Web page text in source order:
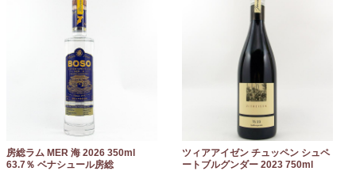
房総ラム MER 海 2026 350ml
63.7％ ベナシュール房総
ツィアアイゼン チュッペン シュペ
ートブルグンダー 2023 750ml